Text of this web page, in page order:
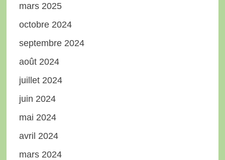
mars 2025
octobre 2024
septembre 2024
août 2024
juillet 2024
juin 2024
mai 2024
avril 2024
mars 2024